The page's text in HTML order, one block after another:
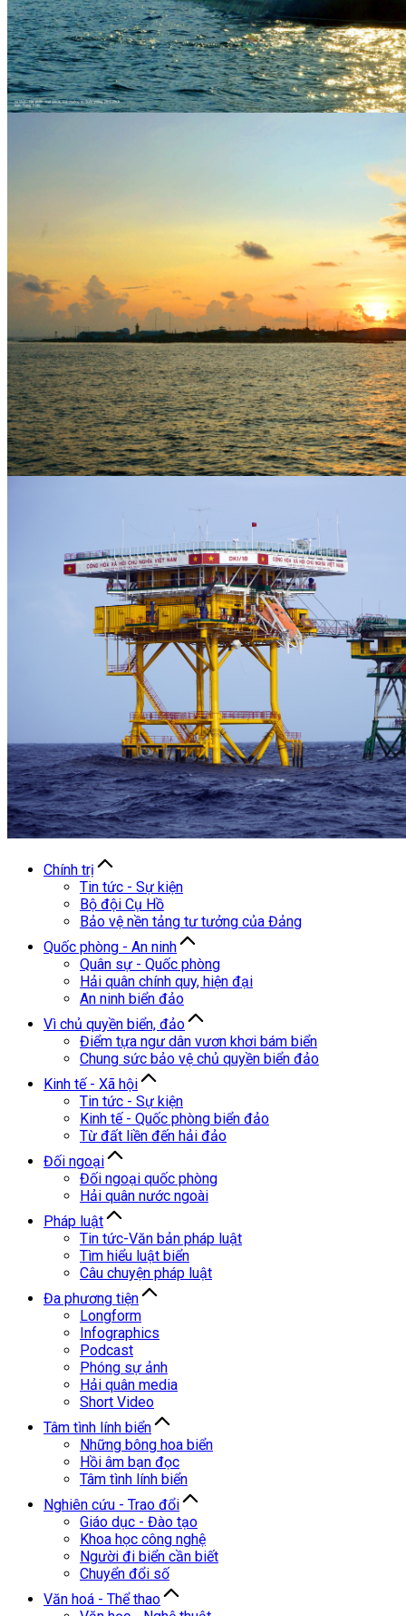
Chính trị
Tin tức - Sự kiện
Bộ đội Cụ Hồ
Bảo vệ nền tảng tư tưởng của Đảng
Quốc phòng - An ninh
Quân sự - Quốc phòng
Hải quân chính quy, hiện đại
An ninh biển đảo
Vì chủ quyền biển, đảo
Điểm tựa ngư dân vươn khơi bám biển
Chung sức bảo vệ chủ quyền biển đảo
Kinh tế - Xã hội
Tin tức - Sự kiện
Kinh tế - Quốc phòng biển đảo
Từ đất liền đến hải đảo
Đối ngoại
Đối ngoại quốc phòng
Hải quân nước ngoài
Pháp luật
Tin tức-Văn bản pháp luật
Tìm hiểu luật biển
Câu chuyện pháp luật
Đa phương tiện
Longform
Infographics
Podcast
Phóng sự ảnh
Hải quân media
Short Video
Tâm tình lính biển
Những bông hoa biển
Hồi âm bạn đọc
Tâm tình lính biển
Nghiên cứu - Trao đổi
Giáo dục - Đào tạo
Khoa học công nghệ
Người đi biển cần biết
Chuyển đổi số
Văn hoá - Thể thao